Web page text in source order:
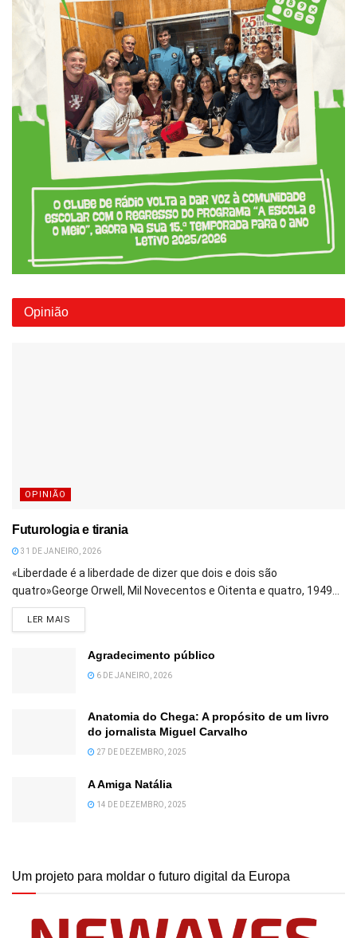
Opinião
OPINIÃO
Futurologia e tirania
31 DE JANEIRO, 2026
«Liberdade é a liberdade de dizer que dois e dois são
quatro»George Orwell, Mil Novecentos e Oitenta e quatro, 1949...
LER MAIS
Agradecimento público
6 DE JANEIRO, 2026
Anatomia do Chega: A propósito de um livro
do jornalista Miguel Carvalho
27 DE DEZEMBRO, 2025
A Amiga Natália
14 DE DEZEMBRO, 2025
Um projeto para moldar o futuro digital da Europa